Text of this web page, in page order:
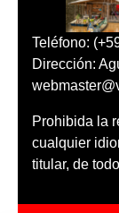
Teléfono:
Dirección:
Prohibida la
cualquier
titular, de